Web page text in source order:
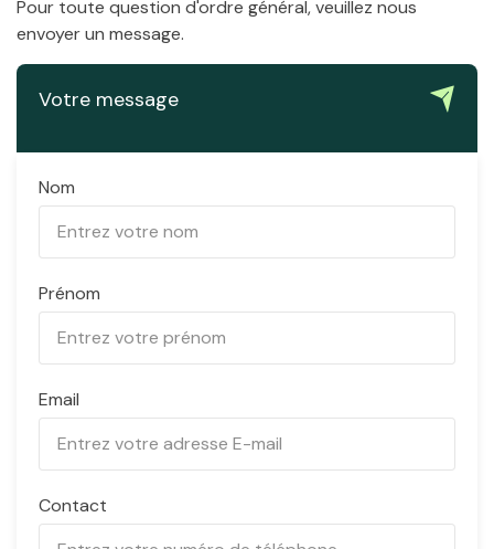
Pour toute question d'ordre général, veuillez nous
envoyer un message.
Votre message
Nom
Prénom
Email
Contact